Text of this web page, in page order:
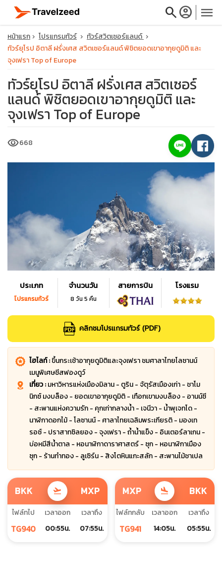
searchaccount_circle menu
close
travel_explore
calendar_month
หน้าแรก โปรแกรมทัวร์
ทัวร์สวิตเซอร์แลนด์
ทัวร์ยุโรป อิตาลี ฝรั่งเศส สวิตเซอร์แลนด์ พิชิตยอดเขาอากุยดูมิติ และ
จุงเฟรา Top of Europe
ทัวร์ยุโรป อิตาลี ฝรั่งเศส สวิตเซอร์
แลนด์ พิชิตยอดเขาอากุยดูมิติ และ
จุงเฟรา Top of Europe
visibility668
ประเภท
โปรแกรมทัวร์
จำนวนวัน
8 วัน 5 คืน
สายการบิน โรงแรม
คลิกชมโปรแกรมทัวร์ (PDF)
ไฮไลท์ :ขึ้นกระเช้าอากุยดูมิติและจุงเฟรา ชมศาลาไทยโลซานน์
เมนูพิเศษชีสฟองดูว์
เที่ยว :มหาวิหารแห่งเมืองมิลาน - ตูริน - จัตุรัสเมืองเก่า - ชาโม
นิกซ์ มงบล็อง - ยอดเขาอากุยดูมิติ - เทือกเขามงบล็อง - อานน์ซี
- สะพานแห่งความรัก - คุกเก่ากลางน้ำ - เจนีวา - น้ำพุเจทโด -
นาฬิกาดอกไม้ - โลซานน์ - ศาลาไทยเฉลิมพระเกียรติ - มองเท
รอซ์ - ปราสาทซิลยอง - จุงเฟรา - ถ้ำน้ำแข็ง - อินเตอร์ลาเกน -
บ่อหมีสีน้ำตาล - หอนาฬิกาดาราศาสตร์ - ซุก - หอนาฬิกาเมือง
ซุก - ร้านทำทอง - ลูเซิร์น - สิงโตหินแกะสลัก - สะพานไม้ชาเปล
BKK flight_takeoff MXP
ไฟล์ทไป
TG940
เวลาออก
00:55น.
เวลาถึง
07:55น.
MXP flight_land BKK
ไฟล์ทกลับ
TG941
เวลาออก
14:05น.
เวลาถึง
05:55น.